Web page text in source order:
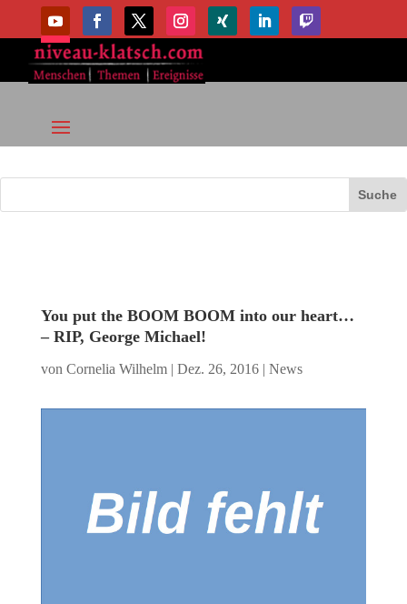
You put the BOOM BOOM into our heart…
– RIP, George Michael!
von Cornelia Wilhelm| Dez. 26, 2016| News